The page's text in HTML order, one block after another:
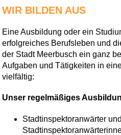
WIR BILDEN AUS
Eine Ausbildung oder ein
erfolgreiches Berufsleben und
der Stadt Meerbusch ein ganz
Aufgaben und Tätigkeiten in
vielfältig:
Unser regelmäßiges
Stadtinspektoranwärter und